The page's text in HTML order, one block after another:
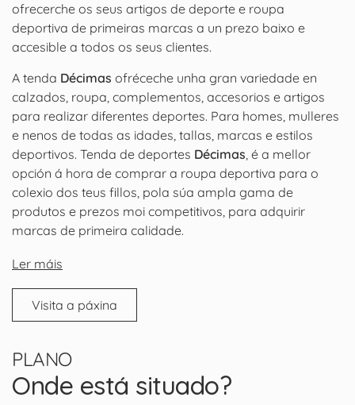
ofrecerche os seus artigos de deporte e roupa
deportiva de primeiras marcas a un prezo baixo e
accesible a todos os seus clientes.
A tenda Décimas ofréceche unha gran variedade en
calzados, roupa, complementos, accesorios e artigos
para realizar diferentes deportes. Para homes, mulleres
e nenos de todas as idades, tallas, marcas e estilos
deportivos. Tenda de deportes Décimas, é a mellor
opción á hora de comprar a roupa deportiva para o
colexio dos teus fillos, pola súa ampla gama de
produtos e prezos moi competitivos, para adquirir
marcas de primeira calidade.
Ler máis
Visita a páxina
PLANO
Onde está situado?